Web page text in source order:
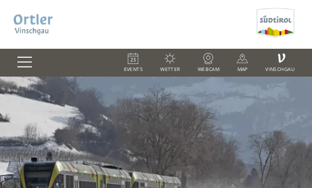
EVENTS WETTER WEBCAM MAP
V
VINSCHGAU